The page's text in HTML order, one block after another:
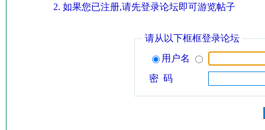
如果您已注册,请先登录论坛即可游览帖子
请从以下框框登录论坛
用户名
密 码